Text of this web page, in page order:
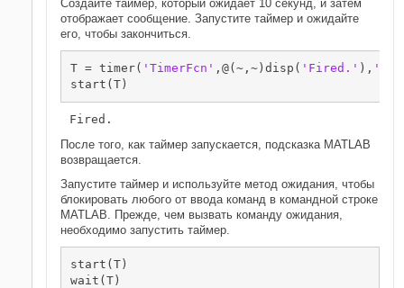
Создайте таймер, который ожидает 10 секунд, и затем
отображает сообщение. Запустите таймер и ожидайте
его, чтобы закончиться.
T = timer( 'TimerFcn' ,@(~,~)disp( 'Fired.' ),
start(T)
Fired.
После того, как таймер запускается, подсказка MATLAB
возвращается.
Запустите таймер и используйте метод ожидания, чтобы
блокировать любого от ввода команд в командной строке
MATLAB. Прежде, чем вызвать команду ожидания,
необходимо запустить таймер.
start(T)
wait(T)